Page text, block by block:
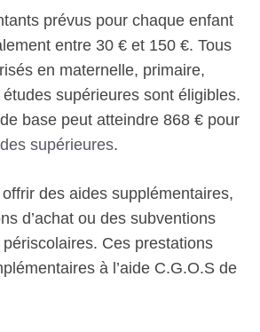
prévus pour chaque enfant
entre 30 € et 150 €. Tous
en maternelle, primaire,
supérieures sont éligibles.
base peut atteindre 868 € pour
supérieures.
des aides supplémentaires,
d’achat ou des subventions
Ces prestations
à l’aide C.G.O.S de